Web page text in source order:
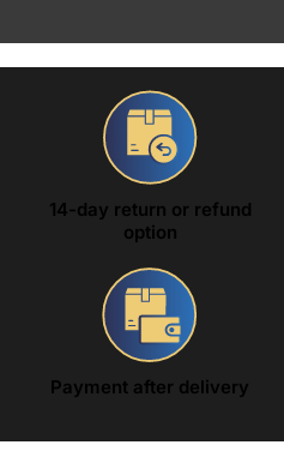
14-day return or refund
option
Payment after delivery